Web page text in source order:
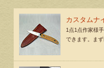
カスタムナ
1点1点作家様
できます。ま